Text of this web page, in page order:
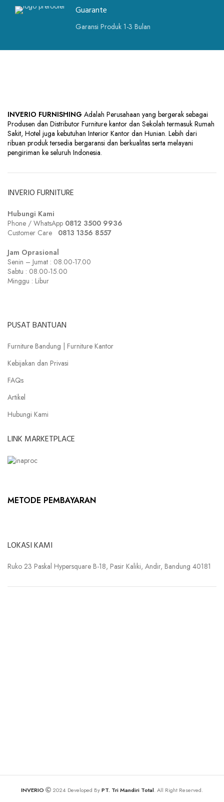
Guarante
Garansi Produk 1-3 Bulan
INVERIO FURNISHING Adalah Perusahaan yang bergerak sebagai
Produsen dan Distributor Furniture kantor dan Sekolah termasuk Rumah
Sakit, Hotel juga kebutuhan Interior Kantor dan Hunian. Lebih dari
ribuan produk tersedia bergaransi dan berkualitas serta melayani
pengiriman ke seluruh Indonesia.
INVERIO FURNITURE
Hubungi Kami
Phone / WhatsApp 0812 3500 9936
Customer Care 0813 1356 8557
Jam Oprasional
Senin – Jumat : 08.00-17.00
Sabtu : 08.00-15.00
Minggu : Libur
PUSAT BANTUAN
Furniture Bandung | Furniture Kantor
Kebijakan dan Privasi
FAQs
Artikel
Hubungi Kami
LINK MARKETPLACE
METODE PEMBAYARAN
LOKASI KAMI
Ruko 23 Paskal Hypersquare B-18, Pasir Kaliki, Andir, Bandung 40181
INVERIO 2024 Developed ByPT. Tri Mandiri Total. All Right Reserved.